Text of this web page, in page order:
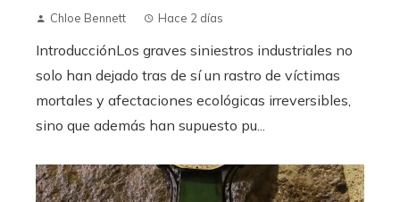
Chloe Bennett Hace 2 días
IntroducciónLos graves siniestros industriales no
solo han dejado tras de sí un rastro de víctimas
mortales y afectaciones ecológicas irreversibles,
sino que además han supuesto pu...